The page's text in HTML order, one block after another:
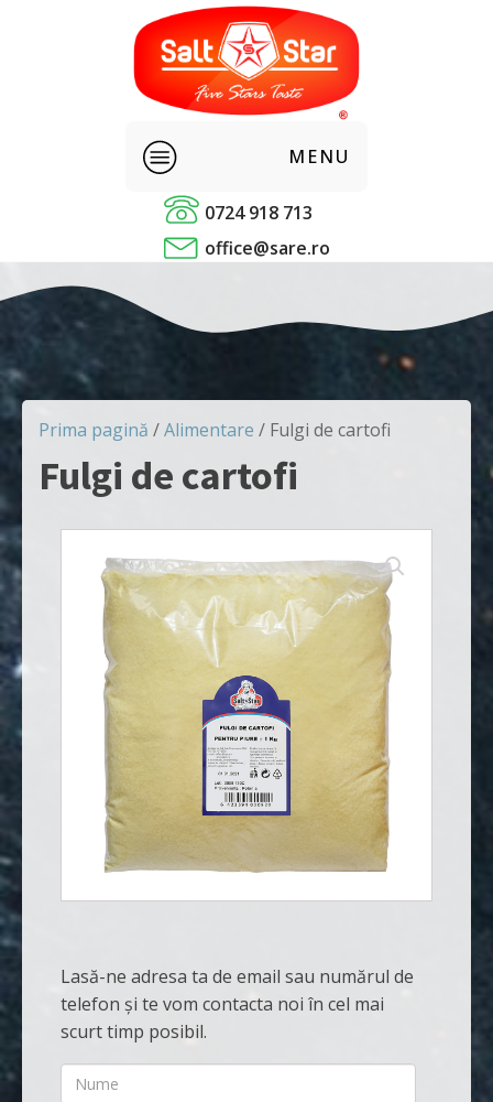
MENU
Sare alimentara
Panificatie
Sare industriala
Substante pentru piscine
Sare medicinala
Purificatoare apa
0724 918 713
office@sare.ro
Prima pagină /Alimentare / Fulgi de cartofi
Fulgi de cartofi
Lasă-ne adresa ta de email sau numărul de
telefon și te vom contacta noi în cel mai
scurt timp posibil.
Nume